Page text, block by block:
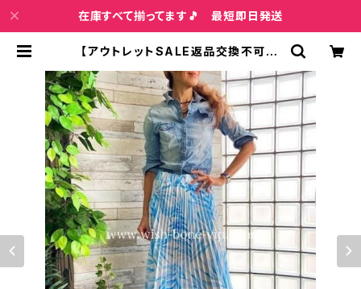
在庫すべて揃ってます🎵 最短即日発送
【アウトレットSALE返品交換不可8/
スカート｜ Made in ITALY インポ
ート マキシスカート｜ホワイト＆ブル
ー | インポートファッション＆ジュエリ
ー Wish Bone VIP